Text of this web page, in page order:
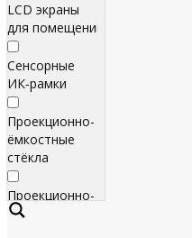
LCD экраны
для помещений
Сенсорные
ИК‑рамки
Проекционно-
ёмкостные
стёкла
Проекционно-
ёмкостные